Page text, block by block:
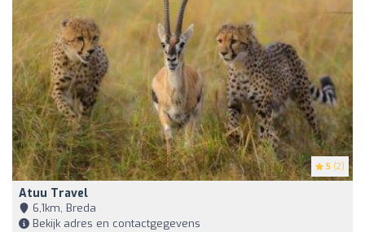
5 (2)
Atuu Travel
6,1km, Breda
Bekijk adres en contactgegevens